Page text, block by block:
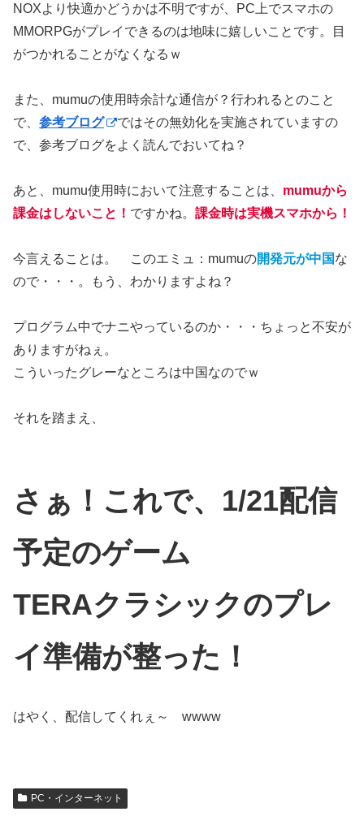
NOXより快適かどうかは不明ですが、PC上でスマホの
MMORPGがプレイできるのは地味に嬉しいことです。目
がつかれることがなくなるｗ
また、mumuの使用時余計な通信が？行われるとのこと
で、 参考ブログ
ではその無効化を実施されていますの
で、参考ブログをよく読んでおいてね？
あと、mumu使用時において注意することは、 mumuから
課金はしないこと！ ですかね。 課金時は実機スマホから！
今言えることは。 このエミュ：mumuの開発元が中国な
ので・・・。もう、わかりますよね？
プログラム中でナニやっているのか・・・ちょっと不安が
ありますがねぇ。
こういったグレーなところは中国なのでｗ
それを踏まえ、
さぁ！これで、1/21配信
予定のゲーム
TERAクラシックのプレ
イ準備が整った！
はやく、配信してくれぇ～ wwww
PC・インターネット